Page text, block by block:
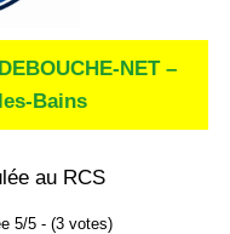
NET –
Bains
au RCS
5/5 - (3 votes)